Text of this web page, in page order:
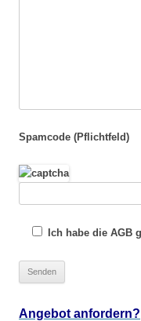
Spamcode (Pflichtfeld)
Ich habe die AGB
Angebot anfordern?